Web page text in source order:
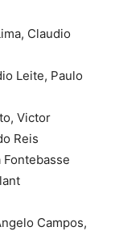
Claudio
Leite, Paulo
Victor
Reis
Campos,